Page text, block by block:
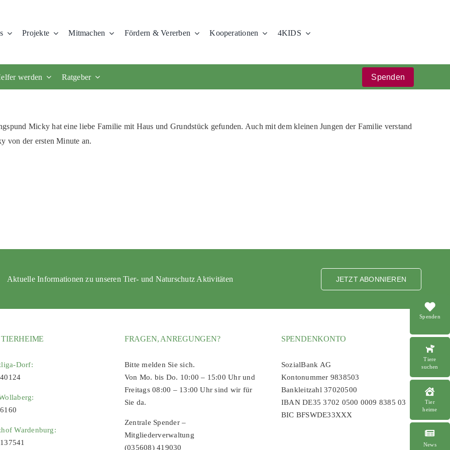
Projekte Mitmachen Fördern & Vererben Kooperationen 4KIDS
werden Ratgeber Spenden
Spenden
Tiere
suchen
Tier
heime
News
Micky hat eine liebe Familie mit Haus und Grundstück gefunden. Auch mit dem kleinen Jungen der Familie verstand
von der ersten Minute an.
Aktuelle Informationen zu unseren Tier- und Naturschutz Aktivitäten JETZT ABONNIEREN
Dorf:
Wardenburg:
FRAGEN, ANREGUNGEN?
Bitte melden Sie sich.
Von Mo. bis Do. 10:00 – 15:00 Uhr und
Freitags 08:00 – 13:00 Uhr sind wir für
Sie da.
Zentrale Spender –
Mitgliederverwaltung
(035608) 419030
SPENDENKONTO
SozialBank AG
Kontonummer 9838503
Bankleitzahl 37020500
IBAN DE35 3702 0500 0009 8385 03
BIC BFSWDE33XXX